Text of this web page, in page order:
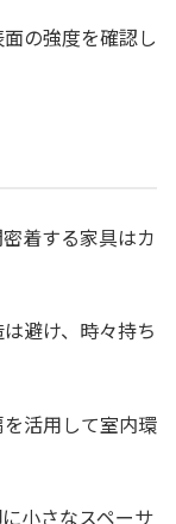
の強度を確認し
着する家具はカ
避け、時々持ち
活用して室内環
小さなスペーサ